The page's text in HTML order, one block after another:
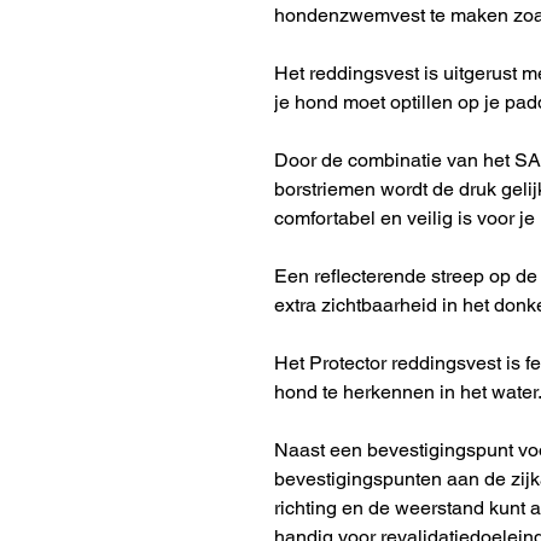
hondenzwemvest te maken
Het reddingsvest is uitgerust
je hond moet optillen op je
Door de combinatie van het
borstriemen wordt de druk
comfortabel en veilig is voor je
Een reflecterende streep op
extra zichtbaarheid in het
Het Protector reddingsvest is
hond te herkennen in het water.
Naast een bevestigingspunt
bevestigingspunten aan de
richting en de weerstand kunt